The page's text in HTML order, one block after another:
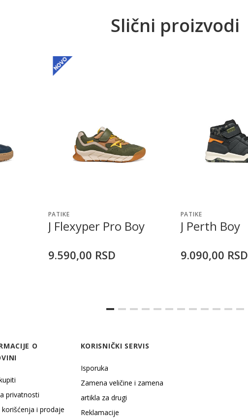
Slični proizvodi
PATIKE
J Flexyper Pro Boy
9.590,00 RSD
PATIKE
J Perth Boy
9.090,00 RSD
O
privatnosti
korišćenja i prodaje
KORISNIČKI SERVIS
Isporuka
Zamena veličine i zamena
artikla za drugi
Reklamacije